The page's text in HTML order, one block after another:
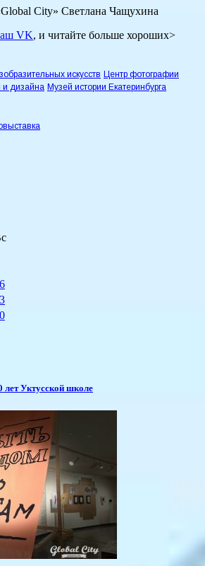
City» Светлана Чащухина
VK, и читайте больше хороших>
искусств Центр фотографии
и дизайна Музей истории Екатеринбурга
лет Уктусской школе